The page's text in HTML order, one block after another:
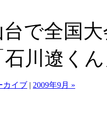
で全国
川遼く
カイブ | 2009年9月 »